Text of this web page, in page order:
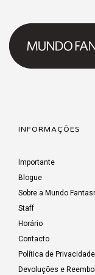
INFORMAÇÕES
Importante
Blogue
Sobre a Mundo
Staff
Horário
Contacto
Política de Privacidade
Devoluções e